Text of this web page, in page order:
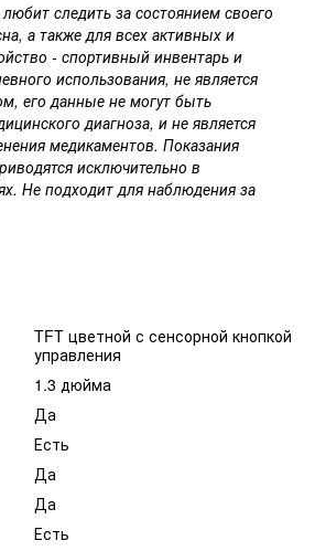
следить за состоянием своего
а также для всех активных и
- спортивный инвентарь и
использования, не является
его данные не могут быть
диагноза, и не является
медикаментов. Показания
исключительно в
Не подходит для наблюдения за
TFT цветной с сенсорной кнопкой
управления
1.3 дюйма
Да
Есть
Да
Да
Есть